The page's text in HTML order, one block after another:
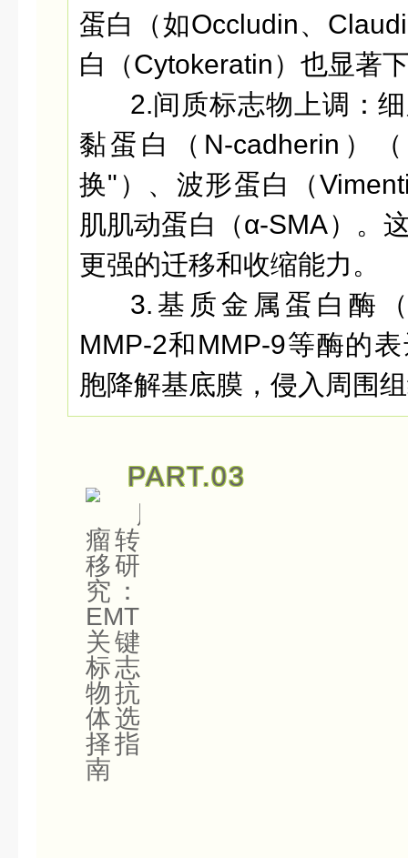
蛋白（如Occludin、
白（Cytokeratin）也显著
2.间质标志物上调：
黏蛋白（N-cadherin）
换"）、波形蛋白（
肌肌动蛋白（α-SMA）。
更强的迁移和收缩能力。
3.基质金属蛋白酶
MMP-2和MMP-9等酶的
胞降解基底膜，侵入周围
PART.03